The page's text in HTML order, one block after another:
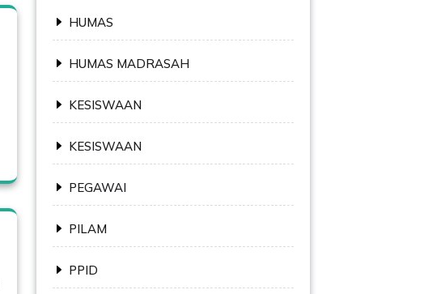
HUMAS
HUMAS MADRASAH
KESISWAAN
KESISWAAN
PEGAWAI
PILAM
PPID